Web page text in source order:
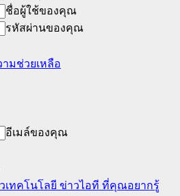
ชื่อผู้ใช้ของคุณ
รหัสผ่านของคุณ
มช่วยเหลือ
อีเมล์ของคุณ
เทคโนโลยี ข่าวไอที ที่คุณอยากรู้